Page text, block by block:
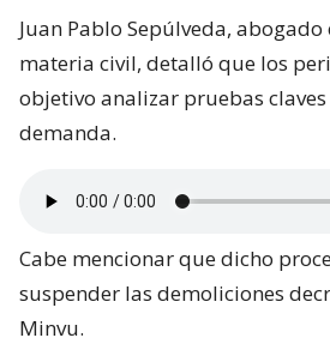
Juan Pablo Sepúlveda,
materia civil, detalló que los
objetivo analizar pruebas
demanda.
Cabe mencionar que dicho
suspender las demoliciones
Minvu.